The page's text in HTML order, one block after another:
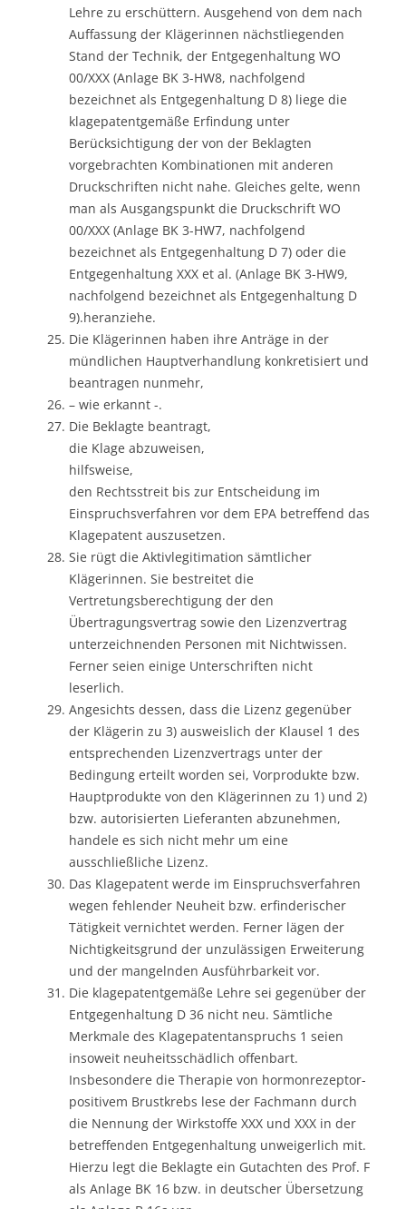
Lehre zu erschüttern. Ausgehend von dem nach
Auffassung der Klägerinnen nächstliegenden
Stand der Technik, der Entgegenhaltung WO
00/XXX (Anlage BK 3-HW8, nachfolgend
bezeichnet als Entgegenhaltung D 8) liege die
klagepatentgemäße Erfindung unter
Berücksichtigung der von der Beklagten
vorgebrachten Kombinationen mit anderen
Druckschriften nicht nahe. Gleiches gelte, wenn
man als Ausgangspunkt die Druckschrift WO
00/XXX (Anlage BK 3-HW7, nachfolgend
bezeichnet als Entgegenhaltung D 7) oder die
Entgegenhaltung XXX et al. (Anlage BK 3-HW9,
nachfolgend bezeichnet als Entgegenhaltung D
9).heranziehe.
Die Klägerinnen haben ihre Anträge in der
mündlichen Hauptverhandlung konkretisiert und
beantragen nunmehr,
– wie erkannt -.
Die Beklagte beantragt,
die Klage abzuweisen,
hilfsweise,
den Rechtsstreit bis zur Entscheidung im
Einspruchsverfahren vor dem EPA betreffend das
Klagepatent auszusetzen.
Sie rügt die Aktivlegitimation sämtlicher
Klägerinnen. Sie bestreitet die
Vertretungsberechtigung der den
Übertragungsvertrag sowie den Lizenzvertrag
unterzeichnenden Personen mit Nichtwissen.
Ferner seien einige Unterschriften nicht
leserlich.
Angesichts dessen, dass die Lizenz gegenüber
der Klägerin zu 3) ausweislich der Klausel 1 des
entsprechenden Lizenzvertrags unter der
Bedingung erteilt worden sei, Vorprodukte bzw.
Hauptprodukte von den Klägerinnen zu 1) und 2)
bzw. autorisierten Lieferanten abzunehmen,
handele es sich nicht mehr um eine
ausschließliche Lizenz.
Das Klagepatent werde im Einspruchsverfahren
wegen fehlender Neuheit bzw. erfinderischer
Tätigkeit vernichtet werden. Ferner lägen der
Nichtigkeitsgrund der unzulässigen Erweiterung
und der mangelnden Ausführbarkeit vor.
Die klagepatentgemäße Lehre sei gegenüber der
Entgegenhaltung D 36 nicht neu. Sämtliche
Merkmale des Klagepatentanspruchs 1 seien
insoweit neuheitsschädlich offenbart.
Insbesondere die Therapie von hormonrezeptor-
positivem Brustkrebs lese der Fachmann durch
die Nennung der Wirkstoffe XXX und XXX in der
betreffenden Entgegenhaltung unweigerlich mit.
Hierzu legt die Beklagte ein Gutachten des Prof. F
als Anlage BK 16 bzw. in deutscher Übersetzung